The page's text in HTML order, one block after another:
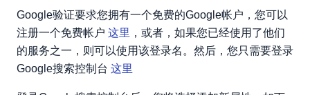
Google验证要求您拥有一个免费的Google帐户，您可以
注册一个免费帐户 这里 ，或者，如果您已经使用了他们
的服务之一，则可以使用该登录名。然后，您只需要登录
Google搜索控制台 这里